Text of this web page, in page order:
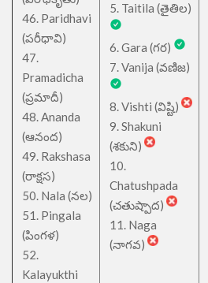
46. Paridhavi
(పరీధావి)
47.
Pramadicha
(ప్రమాదీ)
48. Ananda
(ఆనంద)
49. Rakshasa
(రాక్షస)
50. Nala (నల)
51. Pingala
(పింగళ)
52.
Kalayukthi
5. Taitila (తైతిల)
6. Gara (గర)
7. Vanija (వణిజ)
8. Vishti (విష్టి)
9. Shakuni
(శకుని)
10.
Chatushpada
(చతుష్పాద)
11. Naga
(నాగవ)